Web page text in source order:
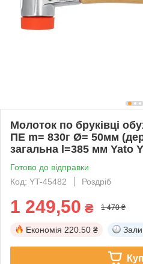
Молоток по бруківці
ПЕ m= 830г Ø= 50мм
загальна l=385 мм Yato
Готово до відправки
Код: YT-45482
Роздріб
1 249,50 ₴ 1 470 ₴
Економія 220.50 ₴